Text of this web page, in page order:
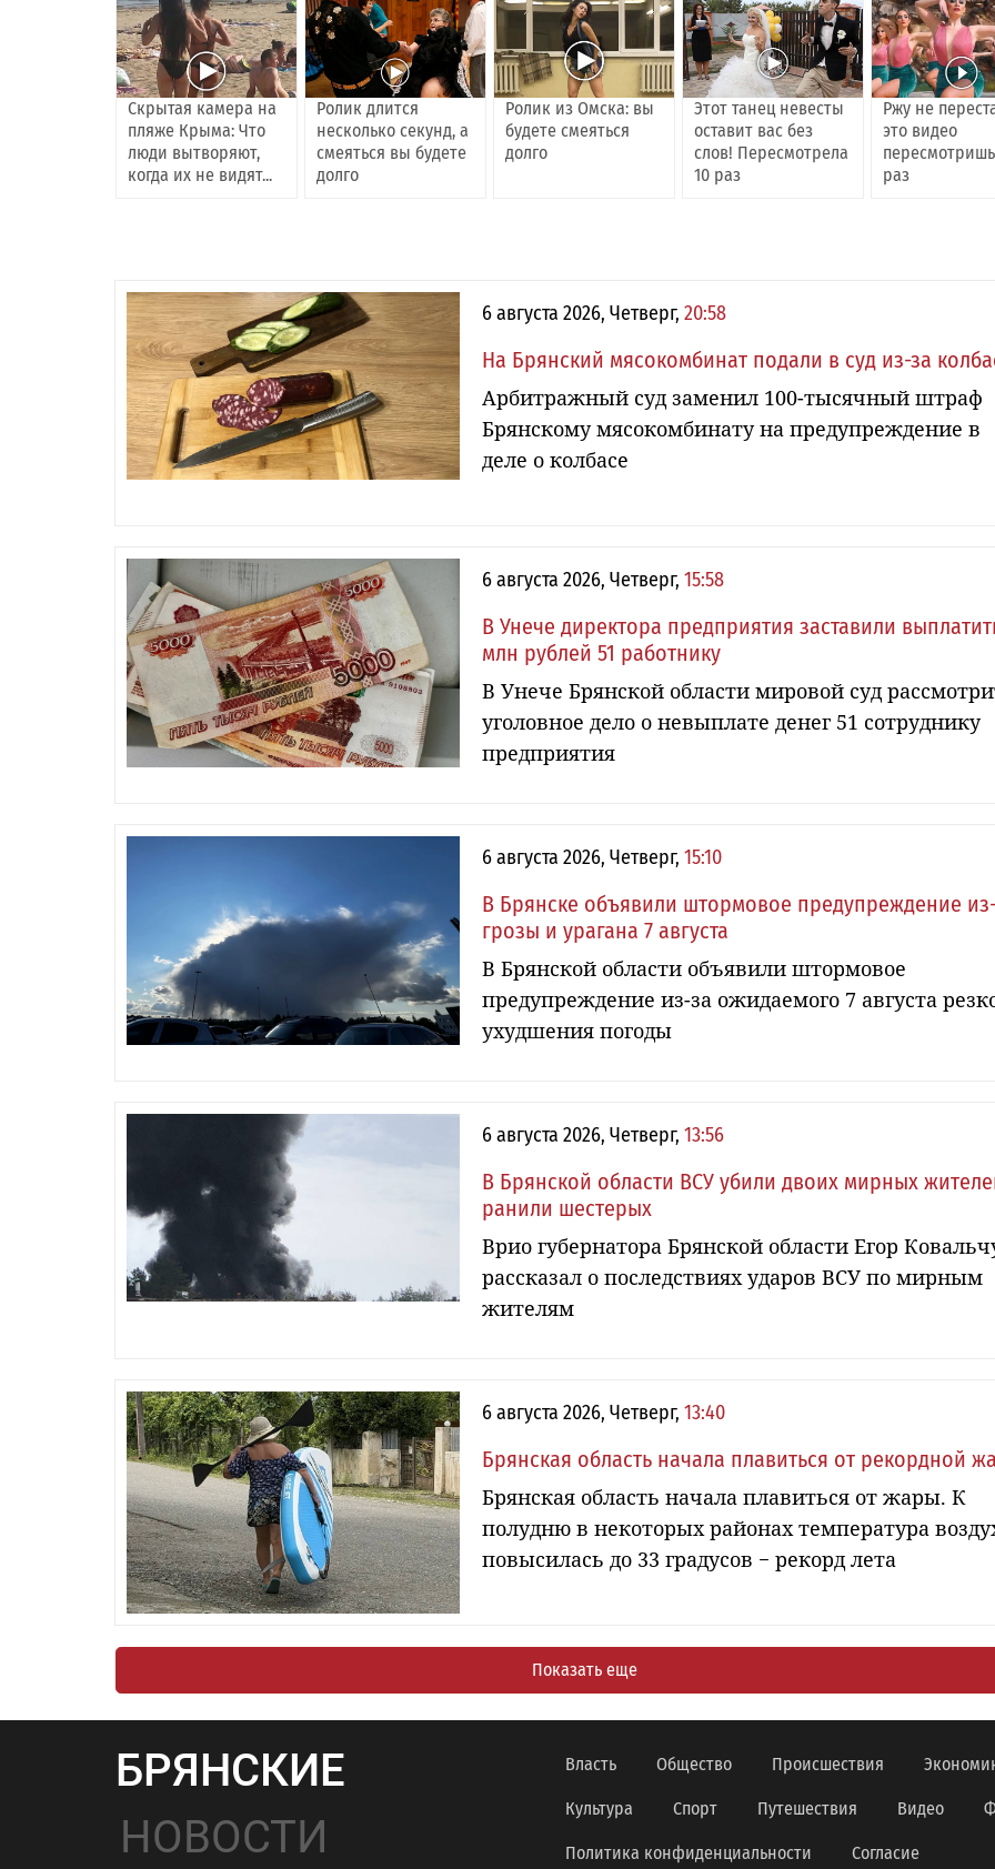
Скрытая камера на
пляже Крыма: Что
люди вытворяют,
когда их не видят...
Ролик длится
несколько секунд, а
смеяться вы будете
долго
Ролик из Омска: вы
будете смеяться
долго
Этот танец невесты
оставит вас без
слов! Пересмотрела
10 раз
Ржу не
это видео
раз
6 августа 2026, Четверг, 20:58
На Брянский мясокомбинат подали в суд из-за
Арбитражный суд заменил 100-тысячный штраф
Брянскому мясокомбинату на предупреждение в
деле о колбасе
6 августа 2026, Четверг, 15:58
В Унече директора предприятия заставили
млн рублей 51 работнику
В Унече Брянской области мировой суд
уголовное дело о невыплате денег 51 сотруднику
предприятия
6 августа 2026, Четверг, 15:10
В Брянске объявили штормовое предупреждение
грозы и урагана 7 августа
В Брянской области объявили штормовое
предупреждение из-за ожидаемого 7 августа
ухудшения погоды
6 августа 2026, Четверг, 13:56
В Брянской области ВСУ убили двоих мирных
ранили шестерых
Врио губернатора Брянской области Егор
рассказал о последствиях ударов ВСУ по мирным
жителям
6 августа 2026, Четверг, 13:40
Брянская область начала плавиться от рекордной
Брянская область начала плавиться от жары. К
полудню в некоторых районах температура
повысилась до 33 градусов − рекорд лета
Показать еще
БРЯНСКИЕ
НОВОСТИ
Власть Общество Происшествия
Культура Спорт Путешествия Видео
Политика конфиденциальности Согласие